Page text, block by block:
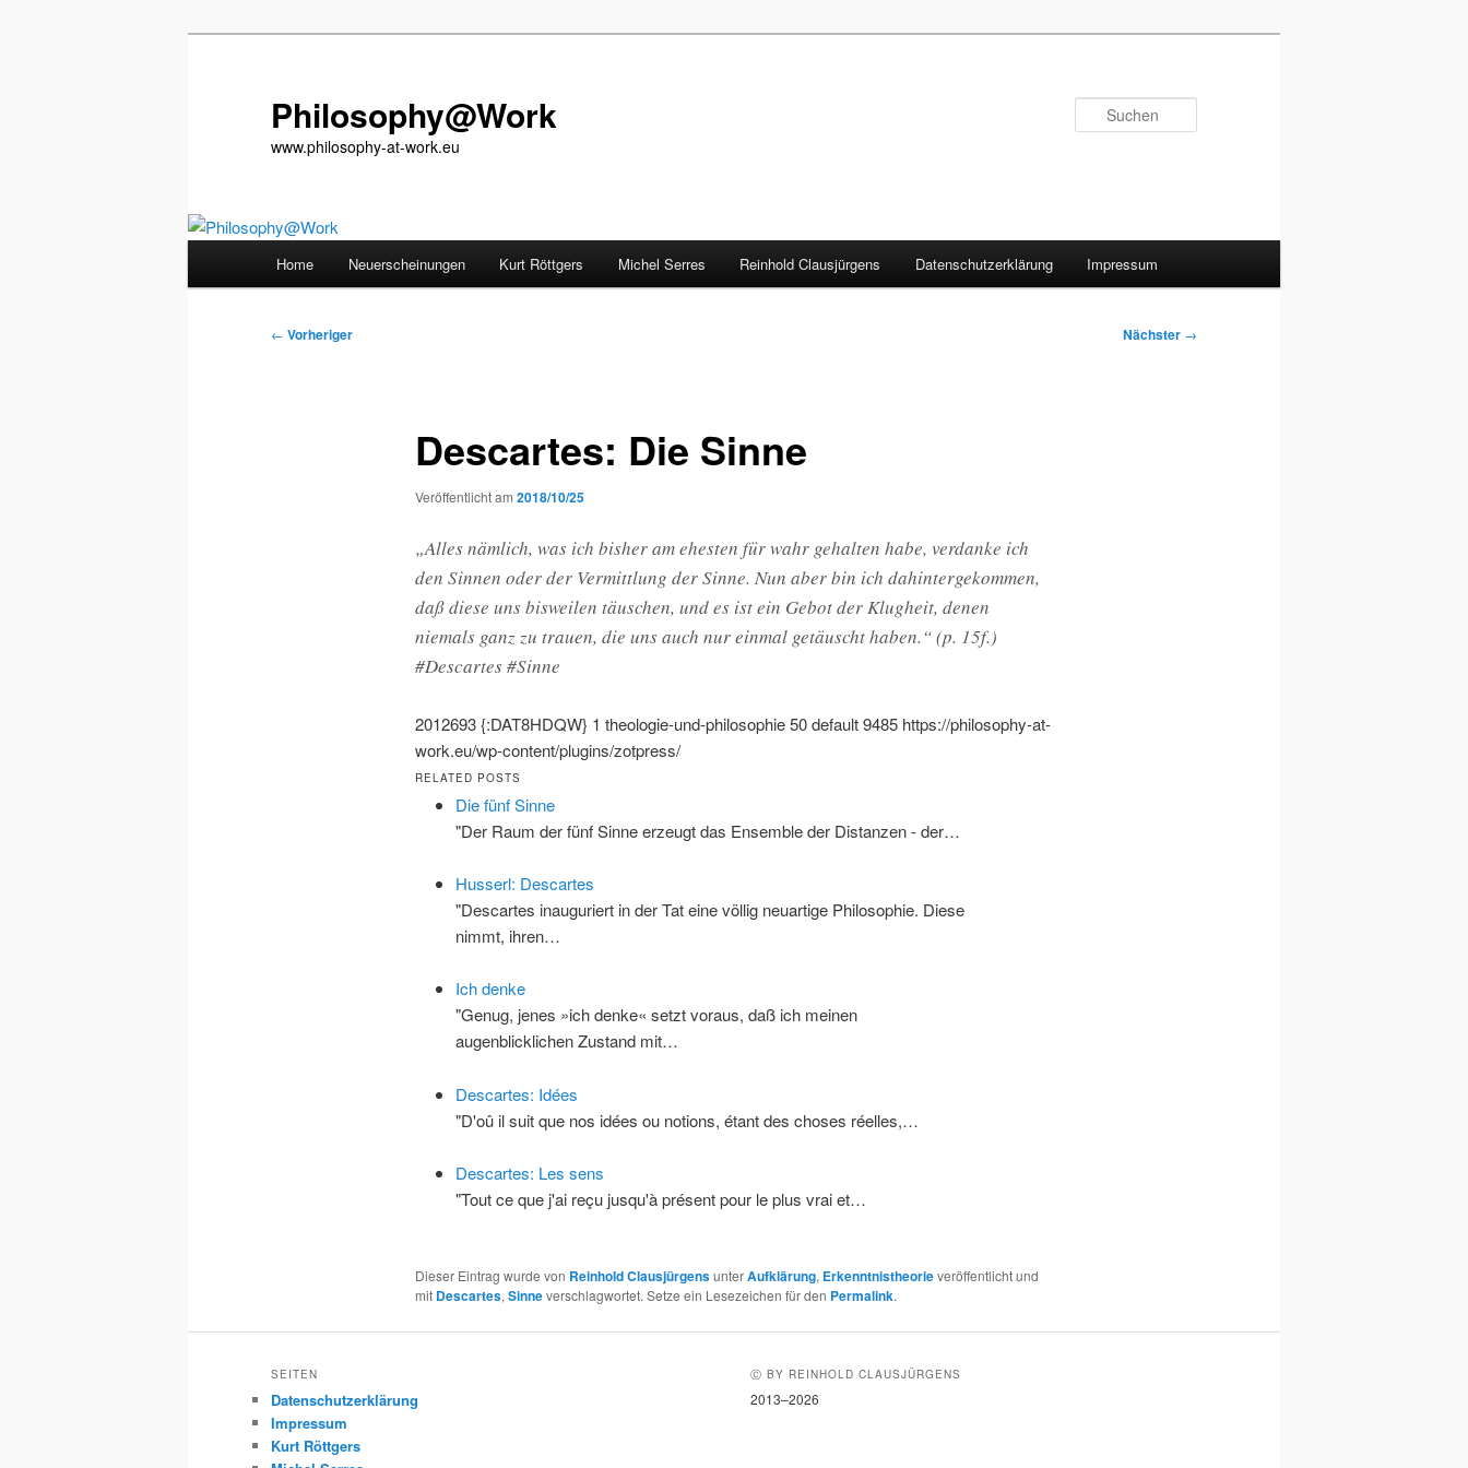
Philosophy@Work
www.philosophy-at-work.eu
Home Neuerscheinungen Kurt Röttgers Michel Serres Reinhold Clausjürgens Datenschutzerklärung Impressum
Beitragsnavigation
← Vorheriger Nächster →
Descartes: Die Sinne
Veröffentlicht am 2018/10/25
„Alles nämlich, was ich bisher am ehesten für wahr gehalten habe, verdanke ich
den Sinnen oder der Vermittlung der Sinne. Nun aber bin ich dahintergekommen,
daß diese uns bisweilen täuschen, und es ist ein Gebot der Klugheit, denen
niemals ganz zu trauen, die uns auch nur einmal getäuscht haben.“ (p. 15f.)
#Descartes #Sinne
2012693{:DAT8HDQW} 1 theologie-und-philosophie50default9485 https://philosophy-at-
work.eu/wp-content/plugins/zotpress/
RELATED POSTS
Die fünf Sinne
"Der Raum der fünf Sinne erzeugt das Ensemble der Distanzen - der…
Husserl: Descartes
"Descartes inauguriert in der Tat eine völlig neuartige Philosophie. Diese
nimmt, ihren…
Ich denke
"Genug, jenes »ich denke« setzt voraus, daß ich meinen
augenblicklichen Zustand mit…
Descartes: Idées
"D'oû il suit que nos idées ou notions, étant des choses réelles,…
Descartes: Les sens
"Tout ce que j'ai reçu jusqu'à présent pour le plus vrai et…
Dieser Eintrag wurde von Reinhold ClausjürgensunterAufklärung, Erkenntnistheorieveröffentlicht und
mit Descartes, Sinneverschlagwortet. Setze ein Lesezeichen für den Permalink.
SEITEN
Datenschutzerklärung
Impressum
Kurt Röttgers
Ⓒ BY REINHOLD CLAUSJÜRGENS
2013–2026